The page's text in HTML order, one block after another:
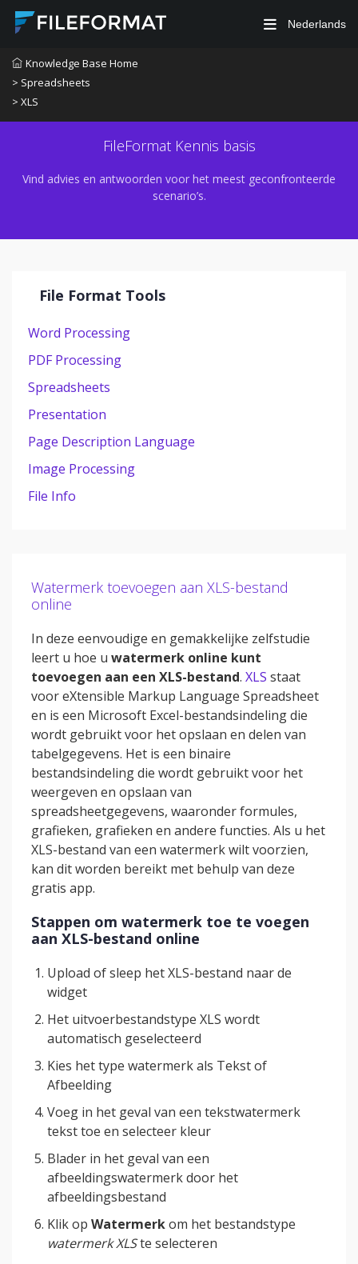
Nederlands
Knowledge Base Home
> Spreadsheets
> XLS
FileFormat Kennis basis
Vind advies en antwoorden voor het meest geconfronteerde
scenario’s.
File Format Tools
Word Processing
PDF Processing
Spreadsheets
Presentation
Page Description Language
Image Processing
File Info
Watermerk toevoegen aan XLS-bestand
online
In deze eenvoudige en gemakkelijke zelfstudie
leert u hoe u watermerk online kunt
toevoegen aan een XLS-bestand. XLS staat
voor eXtensible Markup Language Spreadsheet
en is een Microsoft Excel-bestandsindeling die
wordt gebruikt voor het opslaan en delen van
tabelgegevens. Het is een binaire
bestandsindeling die wordt gebruikt voor het
weergeven en opslaan van
spreadsheetgegevens, waaronder formules,
grafieken, grafieken en andere functies. Als u het
XLS-bestand van een watermerk wilt voorzien,
kan dit worden bereikt met behulp van deze
gratis app.
Stappen om watermerk toe te voegen
aan XLS-bestand online
Upload of sleep het XLS-bestand naar de
widget
Het uitvoerbestandstype XLS wordt
automatisch geselecteerd
Kies het type watermerk als Tekst of
Afbeelding
Voeg in het geval van een tekstwatermerk
tekst toe en selecteer kleur
Blader in het geval van een
afbeeldingswatermerk door het
afbeeldingsbestand
Klik op Watermerkom het bestandstype
watermerk XLSte selecteren